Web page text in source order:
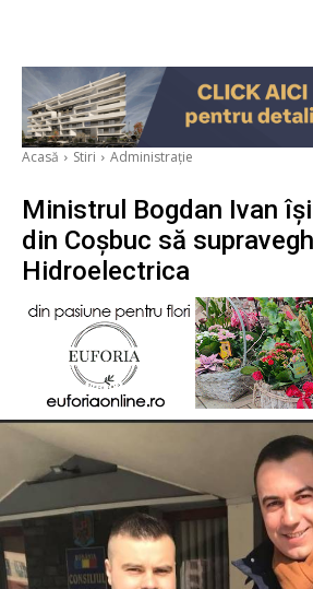
Acasă Stiri Administrație
Ministrul Bogdan Ivan
din Coșbuc să
Hidroelectrica